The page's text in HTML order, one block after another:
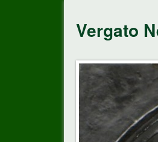
Vergato